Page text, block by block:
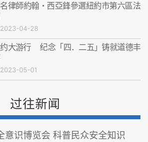
律師約翰・西亞鋒參選紐約市第六區法
04-28
大游行 纪念「四．二五」铸就道德丰
05-01
过往新闻
意识博览会 科普民众安全知识